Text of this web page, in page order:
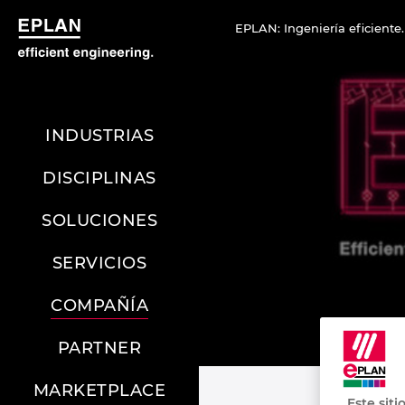
EPLAN: Ingeniería eficiente.
INDUSTRIAS
DISCIPLINAS
SOLUCIONES
SERVICIOS
COMPAÑÍA
PARTNER
MARKETPLACE